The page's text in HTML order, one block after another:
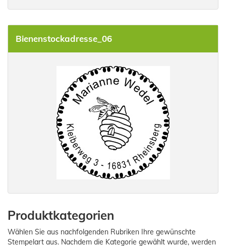
Bienenstockadresse_06
Produktkategorien
Wählen Sie aus nachfolgenden Rubriken Ihre gewünschte
Stempelart aus. Nachdem die Kategorie gewählt wurde, werden